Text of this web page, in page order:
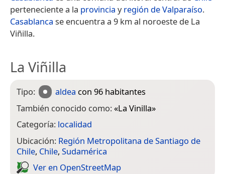
perteneciente a la provincia yregión de Valparaíso.
Casablanca se encuentra a 9 km al noroeste de La
Viñilla.
La Viñilla
Tipo: aldea con 96 habitantes
También conocido como:«La Vinilla»
Categoría: localidad
Ubicación: Región Metropolitana de Santiago de
Chile, Chile, Sudamérica
Ver en Open­Street­Map